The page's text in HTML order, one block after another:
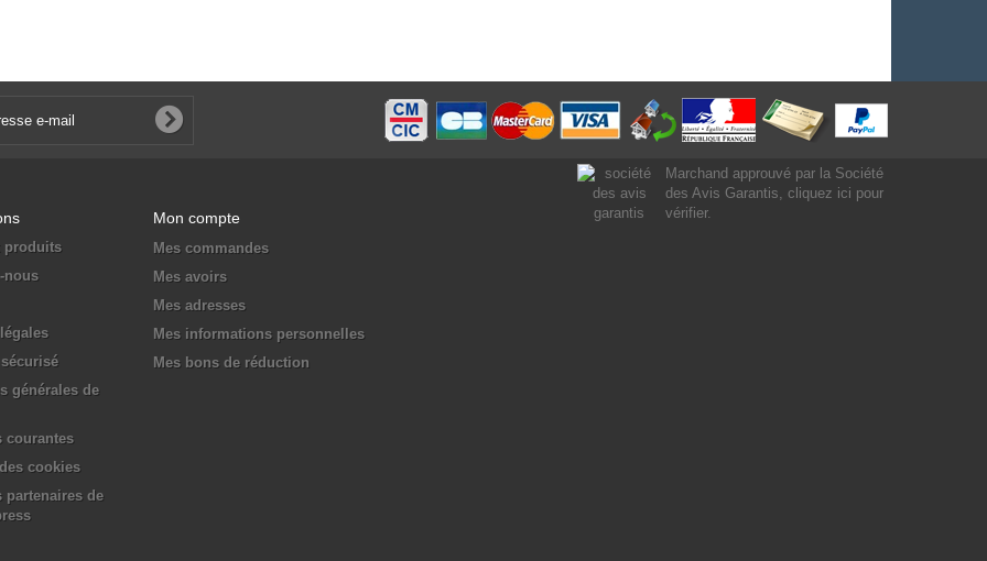
produits
nous
générales de
courantes
cookies
partenaires de
Mon compte
Mes commandes
Mes avoirs
Mes adresses
Mes informations personnelles
Mes bons de réduction
Marchand approuvé par la Société
des Avis Garantis, cliquez ici pour
vérifier.